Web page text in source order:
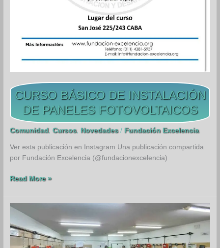
CURSO BÁSICO DE INSTALACIÓN
DE PANELES FOTOVOLTAICOS
Comunidad,Cursos, Novedades/ Fundación Excelencia
Ver esta publicación en Instagram Una publicación compartida
por Fundación Excelencia (@fundacionexcelencia)
CURSO
INSTALACIÓN
PANELES
FOTOVOLTAICOS
Read More »